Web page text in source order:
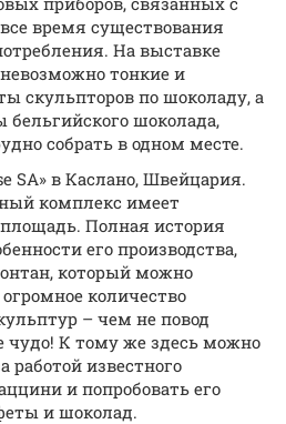
время существования
На выставке
тонкие и
скульпторов по шоколаду, а
бельгийского шоколада,
собрать в одном месте.
SA» в Каслано, Швейцария.
комплекс имеет
Полная история
его производства,
который можно
количество
– чем не повод
чудо! К тому же здесь можно
работой известного
и попробовать его
и шоколад.